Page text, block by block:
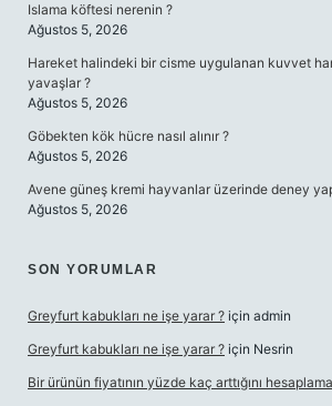
Islama köftesi nerenin ?
Ağustos 5, 2026
Hareket halindeki bir cisme uygulanan kuvvet
yavaşlar ?
Ağustos 5, 2026
Göbekten kök hücre nasıl alınır ?
Ağustos 5, 2026
Avene güneş kremi hayvanlar üzerinde deney
Ağustos 5, 2026
SON YORUMLAR
Greyfurt kabukları ne işe yarar ? için admin
Greyfurt kabukları ne işe yarar ? için Nesrin
Bir ürünün fiyatının yüzde kaç arttığını